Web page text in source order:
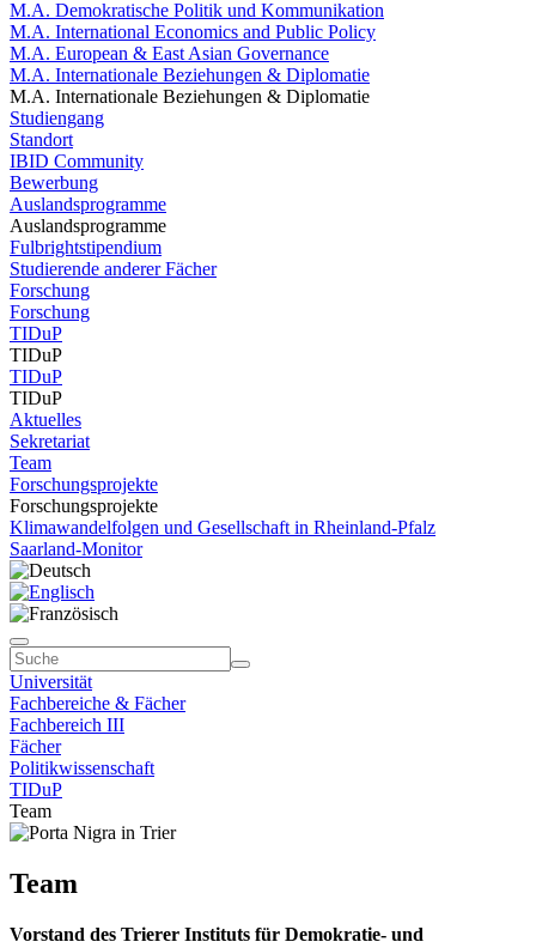
M.A. Demokratische Politik und Kommunikation
M.A. International Economics and Public Policy
M.A. European & East Asian Governance
M.A. Internationale Beziehungen & Diplomatie
M.A. Internationale Beziehungen & Diplomatie
Studiengang
Standort
IBID Community
Bewerbung
Auslandsprogramme
Auslandsprogramme
Fulbrightstipendium
Studierende anderer Fächer
Forschung
Forschung
TIDuP
TIDuP
TIDuP
TIDuP
Aktuelles
Sekretariat
Team
Forschungsprojekte
Forschungsprojekte
Klimawandelfolgen und Gesellschaft in Rheinland-Pfalz
Saarland-Monitor
Universität
Fachbereiche & Fächer
Fachbereich III
Fächer
Politikwissenschaft
TIDuP
Team
Team
Vorstand des Trierer Instituts für Demokratie- und